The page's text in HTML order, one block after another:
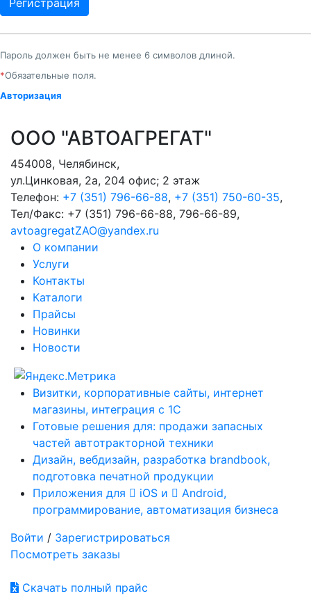
Пароль должен быть не менее 6 символов длиной.
*Обязательные поля.
Авторизация
ООО "АВТОАГРЕГАТ"
454008, Челябинск,
ул.Цинковая, 2а, 204 офис; 2 этаж
Телефон: +7 (351) 796-66-88, +7 (351) 750-60-35,
Тел/Факс: +7 (351) 796-66-88, 796-66-89,
avtoagregatZAO@yandex.ru
О компании
Услуги
Контакты
Каталоги
Прайсы
Новинки
Новости
Визитки, корпоративные сайты, интернет
магазины, интеграция с 1С
Готовые решения для: продажи запасных
частей автотракторной техники
Дизайн, вебдизайн, разработка brandbook,
подготовка печатной продукции
Приложения для
iOS и
Android,
программирование, автоматизация бизнеса
Войти / Зарегистрироваться
Посмотреть заказы
Скачать полный прайс